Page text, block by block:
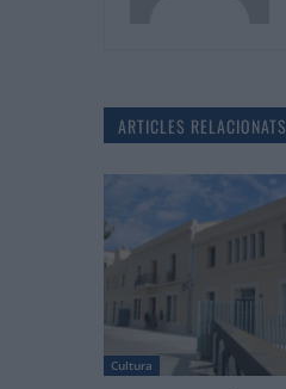
ARTICLES RELACIONATS
Cultura